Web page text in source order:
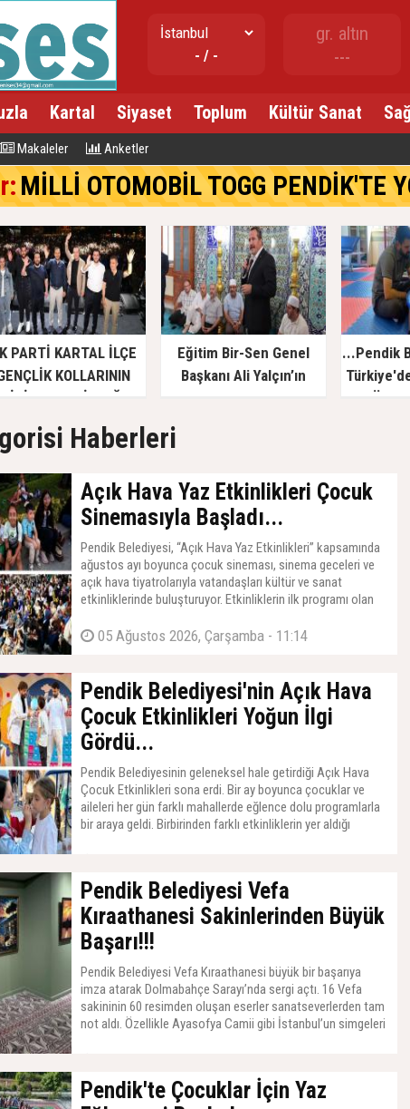
- / -
gr. altın
---
Kartal Siyaset Toplum Kültür Sanat
Makaleler Anketler
MİLLİ OTOMOBİL TOGG PENDİK'TE
PARTİ KARTAL İLÇE
KOLLARININ
Eğitim Bir-Sen Genel
Başkanı Ali Yalçın’ın
...Pendik
Çocuğa
Haberleri
Açık Hava Yaz Etkinlikleri Çocuk
Sinemasıyla Başladı...
Pendik Belediyesi, “Açık Hava Yaz Etkinlikleri” kapsamında
ağustos ayı boyunca çocuk sineması, sinema geceleri ve
açık hava tiyatrolarıyla vatandaşları kültür ve sanat
etkinliklerinde buluşturuyor. Etkinliklerin ilk programı olan
animasyon filminin gösterimi Pendik Millet Bahçesi’nde
05 Ağustos 2026, Çarşamba - 11:14
Pendik Belediyesi'nin Açık Hava
Çocuk Etkinlikleri Yoğun İlgi
Gördü...
Pendik Belediyesinin geleneksel hale getirdiği Açık Hava
Çocuk Etkinlikleri sona erdi. Bir ay boyunca çocuklar ve
aileleri her gün farklı mahallerde eğlence dolu programlarla
bir araya geldi. Birbirinden farklı etkinliklerin yer aldığı
Pendik Belediyesi Vefa
Kıraathanesi Sakinlerinden Büyük
Başarı!!!
Pendik Belediyesi Vefa Kıraathanesi büyük bir başarıya
imza atarak Dolmabahçe Sarayı’nda sergi açtı. 16 Vefa
sakininin 60 resimden oluşan eserler sanatseverlerden tam
not aldı. Özellikle Ayasofya Camii gibi İstanbul’un simgeleri
Ahmet Cin Vefa Kıraathanesi sakinlerini başarılarından
dolayı kutlayarak; “Eserleri hazırlayan büyüklerimizi gayretli
Pendik'te Çocuklar İçin Yaz